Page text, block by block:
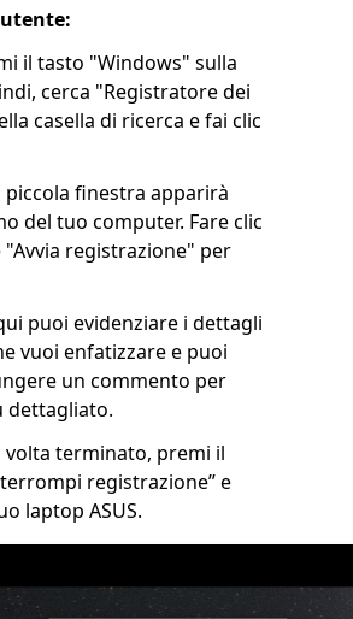
il tasto "Windows" sulla
cerca "Registratore dei
casella di ricerca e fai clic
piccola finestra apparirà
del tuo computer. Fare clic
registrazione" per
puoi evidenziare i dettagli
vuoi enfatizzare e puoi
un commento per
dettagliato.
volta terminato, premi il
registrazione” e
laptop ASUS.